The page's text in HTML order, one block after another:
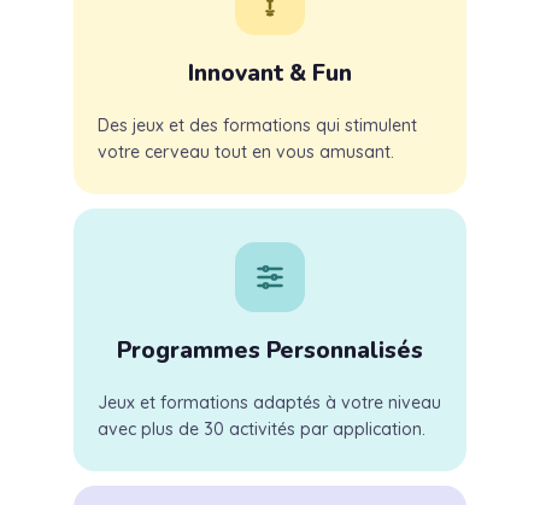
Innovant & Fun
Des jeux et des formations qui stimulent
votre cerveau tout en vous amusant.
Programmes Personnalisés
Jeux et formations adaptés à votre niveau
avec plus de 30 activités par application.